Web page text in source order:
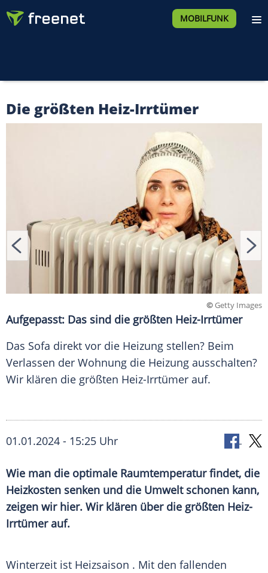
MOBILFUNK
Die größten Heiz-Irrtümer
©Getty Images
Aufgepasst: Das sind die größten Heiz-Irrtümer
Das Sofa direkt vor die Heizung stellen? Beim
Verlassen der Wohnung die Heizung ausschalten?
Wir klären die größten Heiz-Irrtümer auf.
01.01.2024 - 15:25 Uhr
Wie man die optimale Raumtemperatur findet, die
Heizkosten senken und die Umwelt schonen kann,
zeigen wir hier. Wir klären über die größten Heiz-
Irrtümerauf.
Winterzeit ist Heizsaison . Mit den fallenden